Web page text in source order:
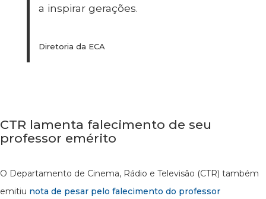
a inspirar gerações.
Diretoria da ECA
CTR lamenta falecimento de seu
professor emérito
O Departamento de Cinema, Rádio e Televisão (CTR) também
emitiu nota de pesar pelo falecimento do professor